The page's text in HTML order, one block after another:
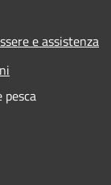
e assistenza